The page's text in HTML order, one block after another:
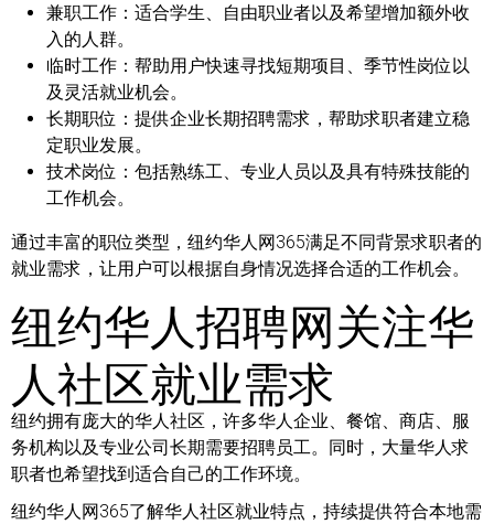
兼职工作： 适合学生、自由职业者以及希望增加额外收
入的人群。
临时工作： 帮助用户快速寻找短期项目、季节性岗位以
及灵活就业机会。
长期职位： 提供企业长期招聘需求，帮助求职者建立稳
定职业发展。
技术岗位： 包括熟练工、专业人员以及具有特殊技能的
工作机会。
通过丰富的职位类型，纽约华人网365满足不同背景求职者的
就业需求，让用户可以根据自身情况选择合适的工作机会。
纽约华人招聘网关注华
人社区就业需求
纽约拥有庞大的华人社区，许多华人企业、餐馆、商店、服
务机构以及专业公司长期需要招聘员工。同时，大量华人求
职者也希望找到适合自己的工作环境。
纽约华人网365了解华人社区就业特点，持续提供符合本地需